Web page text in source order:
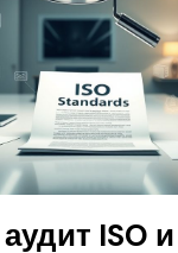
ISO